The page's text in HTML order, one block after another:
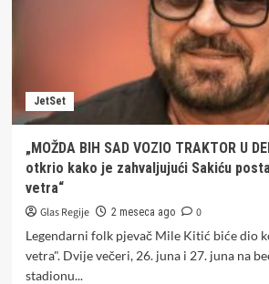
JetSet
„MOŽDA BIH SAD VOZIO TRAKTOR U
otkrio kako je zahvaljujući Sakiću
vetra“
Glas Regije 2 meseca ago
0
Legendarni folk pjevač Mile Kitić biće dio
vetra". Dvije večeri, 26. juna i 27. juna na
stadionu...